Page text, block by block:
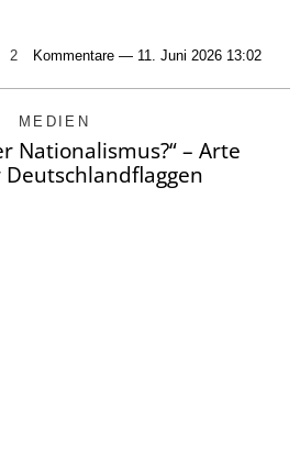
2 Kommentare — 11. Juni 2026 13:02
MEDIEN
Nationalismus?“ – Arte